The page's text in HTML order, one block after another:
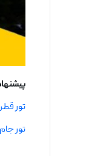
تور قطر
تور جام